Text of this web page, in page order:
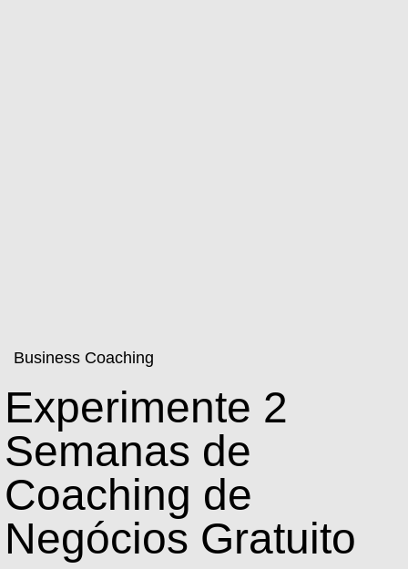
Business Coaching
Experimente 2
Semanas de
Coaching de
Negócios Gratuito